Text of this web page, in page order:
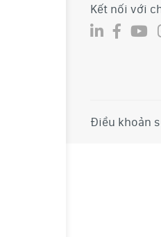
Kết nối với
Điều khoản